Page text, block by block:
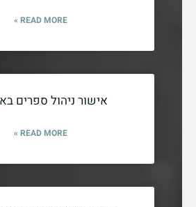
READ MORE »
אישור ניהול ספרים
READ MORE »